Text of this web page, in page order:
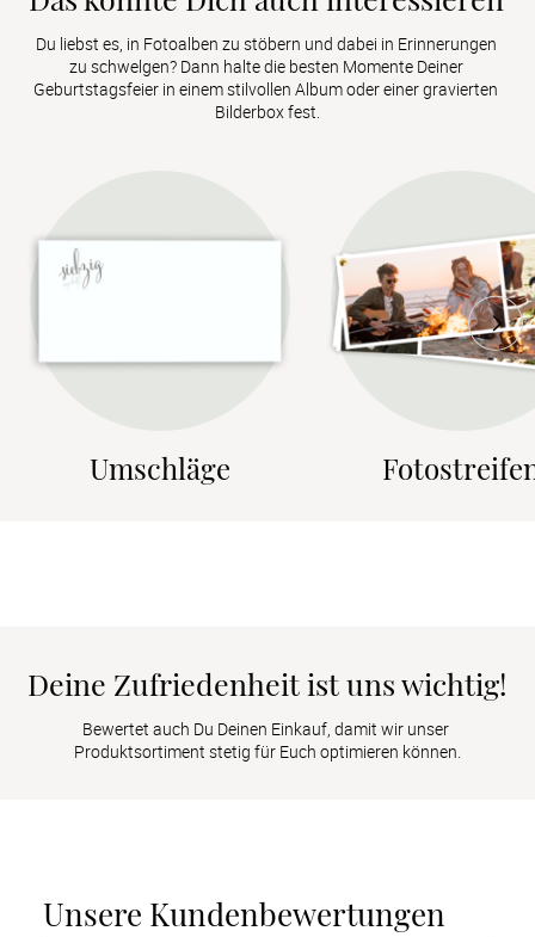
Du liebst es, in Fotoalben zu stöbern und dabei in Erinnerungen
zu schwelgen? Dann halte die besten Momente Deiner
Geburtstagsfeier in einem stilvollen Album oder einer gravierten
Bilderbox fest.
Umschläge
Deine Zufriedenheit ist uns wichtig!
Bewertet auch Du Deinen Einkauf, damit wir unser
Produktsortiment stetig für Euch optimieren können.
Unsere Kundenbewertungen